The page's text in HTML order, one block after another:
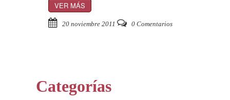
VER MÁS
20 noviembre 2011 0 Comentarios
Categorías